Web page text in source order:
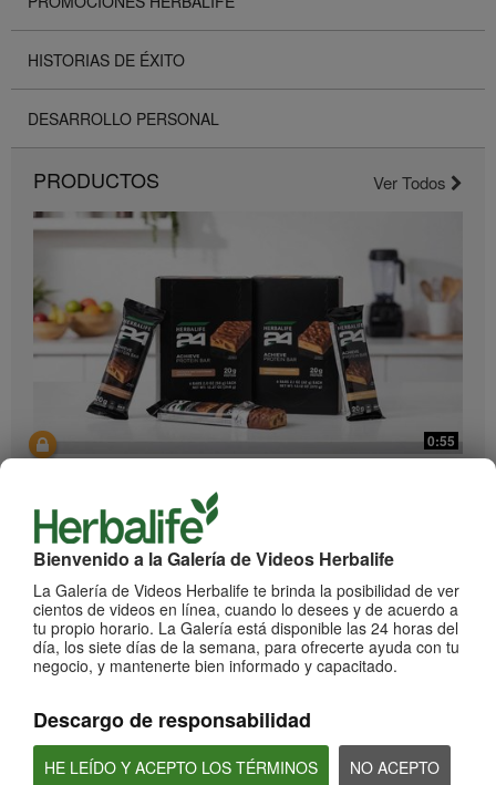
Bienvenido a la Galería de Videos Herbalife
La Galería de Videos Herbalife te brinda la posibilidad de ver
cientos de videos en línea, cuando lo desees y de acuerdo a
tu propio horario. La Galería está disponible las 24 horas del
día, los siete días de la semana, para ofrecerte ayuda con tu
negocio, y mantenerte bien informado y capacitado.
Descargo de responsabilidad
HE LEÍDO Y ACEPTO LOS TÉRMINOS NO ACEPTO
HISTORIAS DE ÉXITO
DESARROLLO PERSONAL
PRODUCTOS Ver Todos
0:55
¡Llegaron las barras Herbalife24 ACHIEVE!
Bioniq GO: Conoce los productos